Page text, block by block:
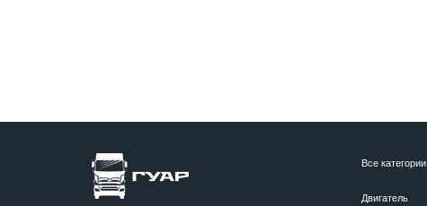
Все категории
Двигатель